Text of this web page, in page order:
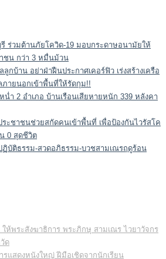
รี ร่วมต้านภัยโควิด-19 มอบกระดาษอนามัยให้
ชน กว่า 3 หมื่นม้วน
กบ้าน อย่าฝ่าฝืนประกาศเคอร์ฟิว เร่งสร้างเครือ
ายนอกเข้าพื้นที่ให้รัดกุม!!
น่ำ 2 อำเภอ บ้านเรือนเสียหายหนัก 339 หลังคา
ระชาชนช่วยสกัดคนเข้าพื้นที่ เพื่อป้องกันไวรัสโค
0 สุดชีวิต
บัติธรรม-สวดอภิธรรม-บวชสามเณรฤดูร้อน
ห้พระสังฆาธิการ พระภิกษุ สามเณร ไวยาวัจกร
ด
แสดงหนังใหญ่ ฝีมือเชิดจากนักเรียน